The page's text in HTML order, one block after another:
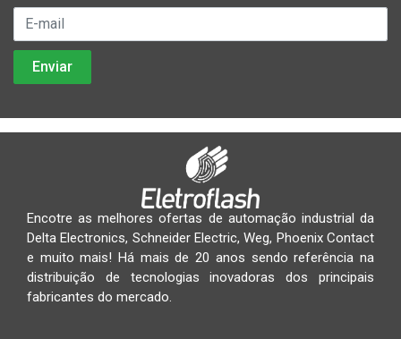
Encotre as melhores ofertas de automação industrial da
Delta Electronics, Schneider Electric, Weg, Phoenix Contact
e muito mais! Há mais de 20 anos sendo referência na
distribuição de tecnologias inovadoras dos principais
fabricantes do mercado.